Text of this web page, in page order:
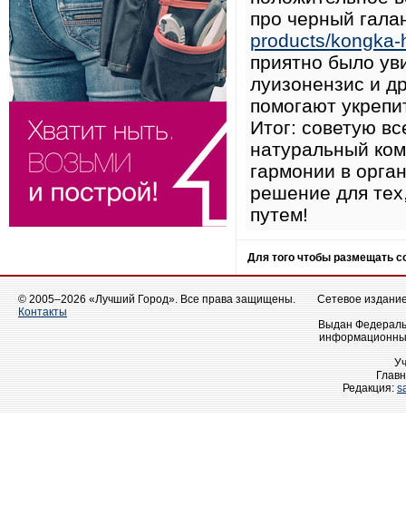
про черный
products/
приятно было
луизонензис и
помогают
Итог: советую
натуральный
гармонии в
решение для
путем!
Для того чтобы размещать
© 2005–2026 «Лучший Город». Все права защищены.
Контакты
Сетевое
Выдан
Редакция: